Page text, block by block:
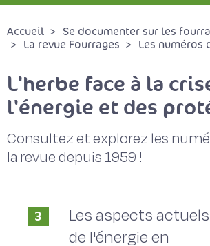
Accueil
Se documenter sur les
La revue Fourrages
Les numéros
L'herbe face à la
l'énergie et des
Consultez et explorez les
la revue depuis 1959 !
3
Les aspects actuels
de l'énergie en